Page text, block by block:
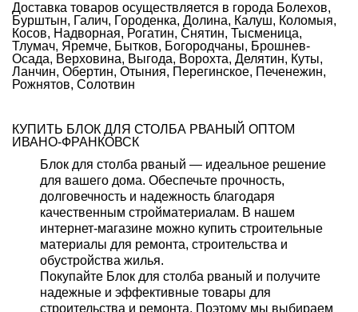
Доставка товаров осуществляется в города Болехов,
Бурштын, Галич, Городенка, Долина, Калуш, Коломыя,
Косов, Надворная, Рогатин, Снятин, Тысменица,
Тлумач, Яремче, Бытков, Богородчаны, Брошнев-
Осада, Верховина, Выгода, Ворохта, Делятин, Куты,
Ланчин, Обертин, Отыния, Перегинское, Печенежин,
Рожнятов, Солотвин
КУПИТЬ БЛОК ДЛЯ СТОЛБА РВАНЫЙ ОПТОМ
ИВАНО-ФРАНКОВСК
Блок для столба рваный — идеальное решение
для вашего дома. Обеспечьте прочность,
долговечность и надежность благодаря
качественным стройматериалам. В нашем
интернет-магазине можно купить строительные
материалы для ремонта, строительства и
обустройства жилья.
Покупайте Блок для столба рваный и получите
надежные и эффективные товары для
строительства и ремонта. Поэтому мы выбираем